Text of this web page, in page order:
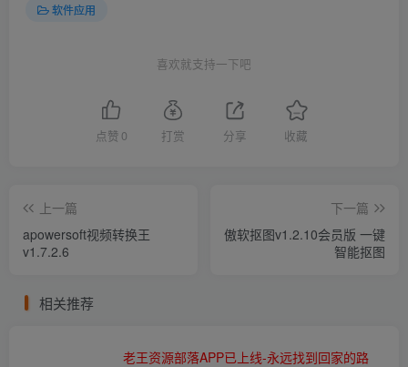
软件应用
喜欢就支持一下吧
点赞 0 打赏 分享 收藏
上一篇
apowersoft视频转换王
v1.7.2.6
下一篇
傲软抠图v1.2.10会员版 一键
智能抠图
相关推荐
老王资源部落APP已上线-永远找到回家的路